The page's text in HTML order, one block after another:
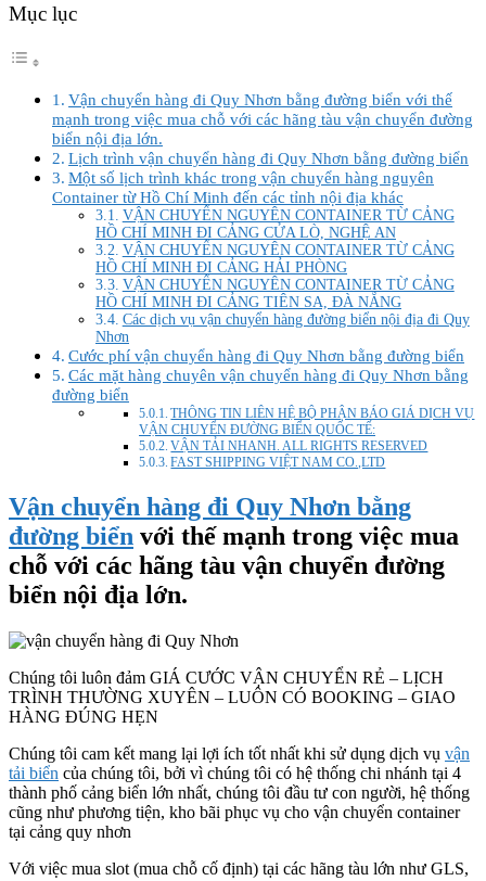
Mục lục
Vận chuyển hàng đi Quy Nhơn bằng đường biển với thế
mạnh trong việc mua chỗ với các hãng tàu vận chuyển đường
biển nội địa lớn.
Lịch trình vận chuyển hàng đi Quy Nhơn bằng đường biển
Một số lịch trình khác trong vận chuyển hàng nguyên
Container từ Hồ Chí Minh đến các tỉnh nội địa khác
VẬN CHUYỂN NGUYÊN CONTAINER TỪ CẢNG
HỒ CHÍ MINH ĐI CẢNG CỬA LÒ, NGHỆ AN
VẬN CHUYỂN NGUYÊN CONTAINER TỪ CẢNG
HỒ CHÍ MINH ĐI CẢNG HẢI PHÒNG
VẬN CHUYỂN NGUYÊN CONTAINER TỪ CẢNG
HỒ CHÍ MINH ĐI CẢNG TIÊN SA, ĐÀ NẴNG
Các dịch vụ vận chuyển hàng đường biển nội địa đi Quy
Nhơn
Cước phí vận chuyển hàng đi Quy Nhơn bằng đường biển
Các mặt hàng chuyên vận chuyển hàng đi Quy Nhơn bằng
đường biển
THÔNG TIN LIÊN HỆ BỘ PHẬN BÁO GIÁ DỊCH VỤ
VẬN CHUYỂN ĐƯỜNG BIỂN QUỐC TẾ:
VẬN TẢI NHANH. ALL RIGHTS RESERVED
FAST SHIPPING VIỆT NAM CO.,LTD
Vận chuyển hàng đi Quy Nhơn bằng
đường biển với thế mạnh trong việc mua
chỗ với các hãng tàu vận chuyển đường
biển nội địa lớn.
Chúng tôi luôn đảm GIÁ CƯỚC VẬN CHUYỂN RẺ – LỊCH
TRÌNH THƯỜNG XUYÊN – LUÔN CÓ BOOKING – GIAO
HÀNG ĐÚNG HẸN
Chúng tôi cam kết mang lại lợi ích tốt nhất khi sử dụng dịch vụ vận
tải biển của chúng tôi, bởi vì chúng tôi có hệ thống chi nhánh tại 4
thành phố cảng biển lớn nhất, chúng tôi đầu tư con người, hệ thống
cũng như phương tiện, kho bãi phục vụ cho vận chuyển container
tại cảng quy nhơn
Với việc mua slot (mua chỗ cố định) tại các hãng tàu lớn như GLS,